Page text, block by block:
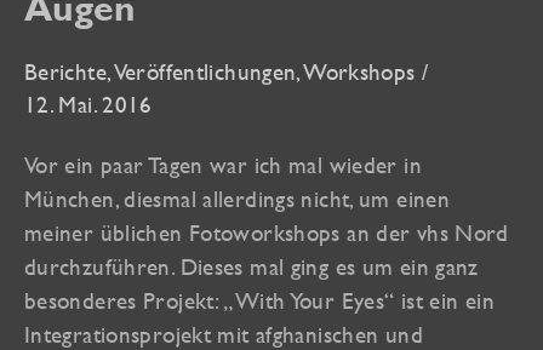
Berichte,Veröffentlichungen,Workshops /
12. Mai. 2016
Vor ein paar Tagen war ich mal wieder in
München, diesmal allerdings nicht, um einen
meiner üblichen Fotoworkshops an der vhs Nord
durchzuführen. Dieses mal ging es um ein ganz
besonderes Projekt: „With Your Eyes“ ist ein ein
Integrationsprojekt mit afghanischen und